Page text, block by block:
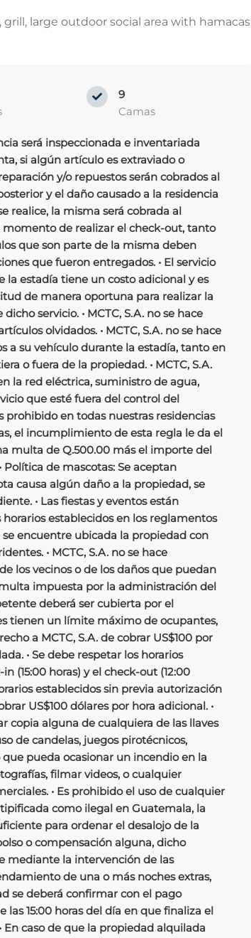
large outdoor social area with hamacas
9
Camas
será inspeccionada e inventariada
si algún artículo es extraviado o
y/o repuestos serán cobrados al
y el daño causado a la residencia
realice, la misma será cobrada al
momento de realizar el check-out, tanto
que son parte de la misma deben
que fueron entregados. • El servicio
estadía tiene un costo adicional y es
de manera oportuna para realizar la
servicio. • MCTC, S.A. no se hace
olvidados. • MCTC, S.A. no se hace
a su vehículo durante la estadía, tanto en
o fuera de la propiedad. • MCTC, S.A.
la red eléctrica, suministro de agua,
que esté fuera del control del
prohibido en todas nuestras residencias
el incumplimiento de esta regla le da el
multa de Q.500.00 más el importe del
de mascotas: Se aceptan
causa algún daño a la propiedad, se
• Las fiestas y eventos están
horarios establecidos en los reglamentos
encuentre ubicada la propiedad con
• MCTC, S.A. no se hace
los vecinos o de los daños que puedan
impuesta por la administración del
deberá ser cubierta por el
tienen un límite máximo de ocupantes,
a MCTC, S.A. de cobrar US$100 por
• Se debe respetar los horarios
(15:00 horas) y el check-out (12:00
establecidos sin previa autorización
US$100 dólares por hora adicional. •
copia alguna de cualquiera de las llaves
de candelas, juegos pirotécnicos,
pueda ocasionar un incendio en la
filmar videos, o cualquier
• Es prohibido el uso de cualquier
como ilegal en Guatemala, la
para ordenar el desalojo de la
o compensación alguna, dicho
mediante la intervención de las
de una o más noches extras,
se deberá confirmar con el pago
15:00 horas del día en que finaliza el
caso de que la propiedad alquilada